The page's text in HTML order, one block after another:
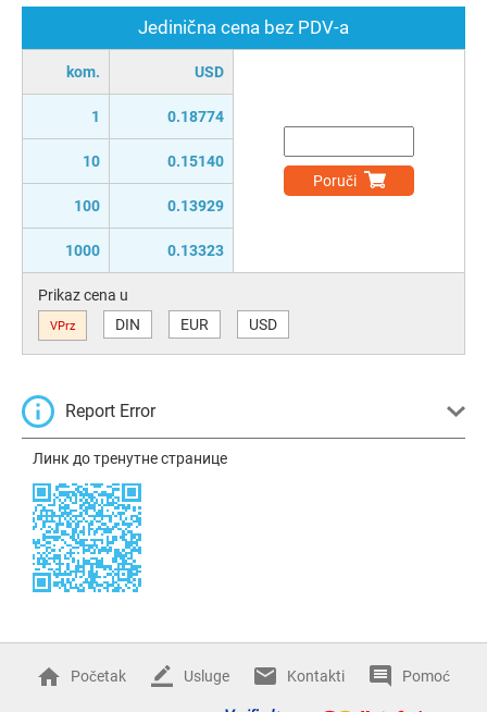
Jedinična cena bez PDV-a
kom. USD
1 0.18774
10 0.15140
100 0.13929
1000 0.13323
Poruči
Prikaz cena u
VPrz DIN EUR USD
Report Error
Линк до тренутне странице
Početak Usluge Kontakti Pomoć